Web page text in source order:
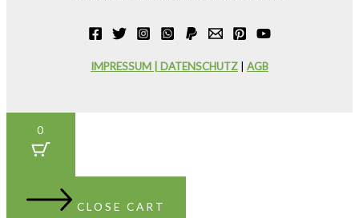
IMPRESSUM | DATENSCHUTZ AGB
0
CLOSE CART